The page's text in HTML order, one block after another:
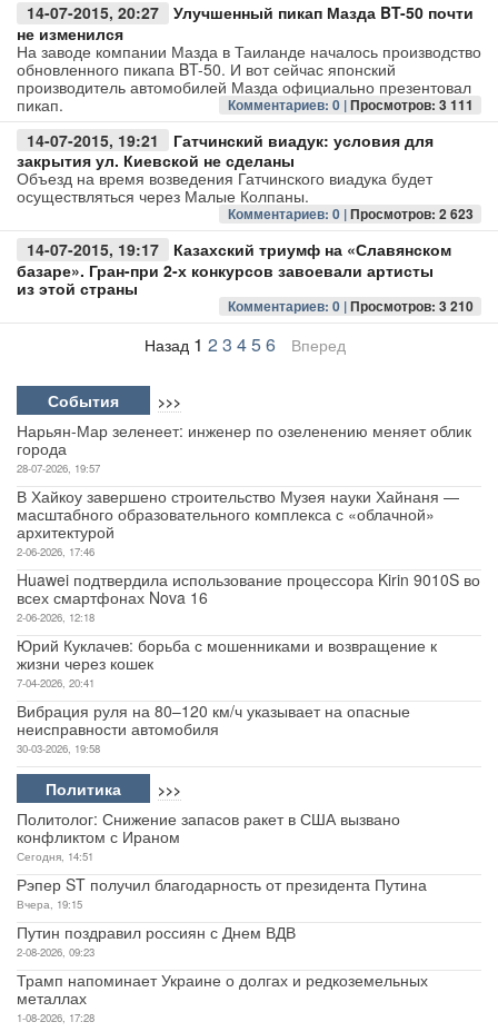
14-07-2015, 20:27
Улучшенный пикап Мазда BT-50 почти
не изменился
На заводе компании Мазда в Таиланде началось производство
обновленного пикапа BT-50. И вот сейчас японский
производитель автомобилей Мазда официально презентовал
пикап.
Комментариев: 0 |Просмотров: 3 111
14-07-2015, 19:21
Гатчинский виадук: условия для
закрытия ул. Киевской не сделаны
Объезд на время возведения Гатчинского виадука будет
осуществляться через Малые Колпаны.
Комментариев: 0 |Просмотров: 2 623
14-07-2015, 19:17
Казахский триумф на «Славянском
базаре». Гран-при 2-х конкурсов завоевали артисты
из этой страны
Комментариев: 0 |Просмотров: 3 210
Назад 1 2 3 456 Вперед
События >>>
Нарьян-Мар зеленеет: инженер по озеленению меняет облик
города
28-07-2026, 19:57
В Хайкоу завершено строительство Музея науки Хайнаня —
масштабного образовательного комплекса с «облачной»
архитектурой
2-06-2026, 17:46
Huawei подтвердила использование процессора Kirin 9010S во
всех смартфонах Nova 16
2-06-2026, 12:18
Юрий Куклачев: борьба с мошенниками и возвращение к
жизни через кошек
7-04-2026, 20:41
Вибрация руля на 80–120 км/ч указывает на опасные
неисправности автомобиля
30-03-2026, 19:58
Политика >>>
Политолог: Снижение запасов ракет в США вызвано
конфликтом с Ираном
Сегодня, 14:51
Рэпер ST получил благодарность от президента Путина
Вчера, 19:15
Путин поздравил россиян с Днем ВДВ
2-08-2026, 09:23
Трамп напоминает Украине о долгах и редкоземельных
металлах
1-08-2026, 17:28